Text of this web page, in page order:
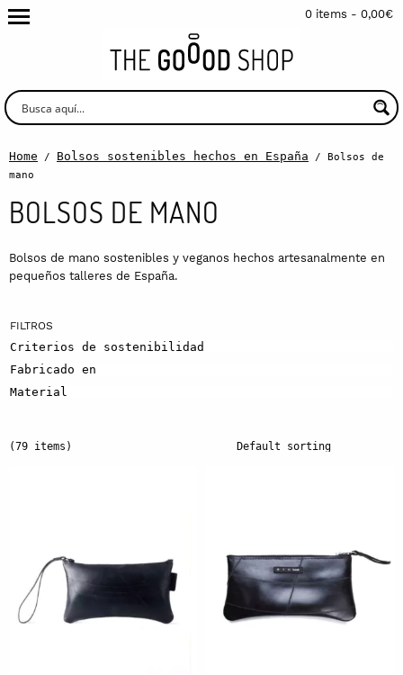
0 items - 0,00€
Home / Bolsos sostenibles hechos en España / Bolsos de
mano
BOLSOS DE MANO
Bolsos de mano sostenibles y veganos hechos artesanalmente en
pequeños talleres de España.
Criterios de sostenibilidad
Fabricado en
Material
(79 items)